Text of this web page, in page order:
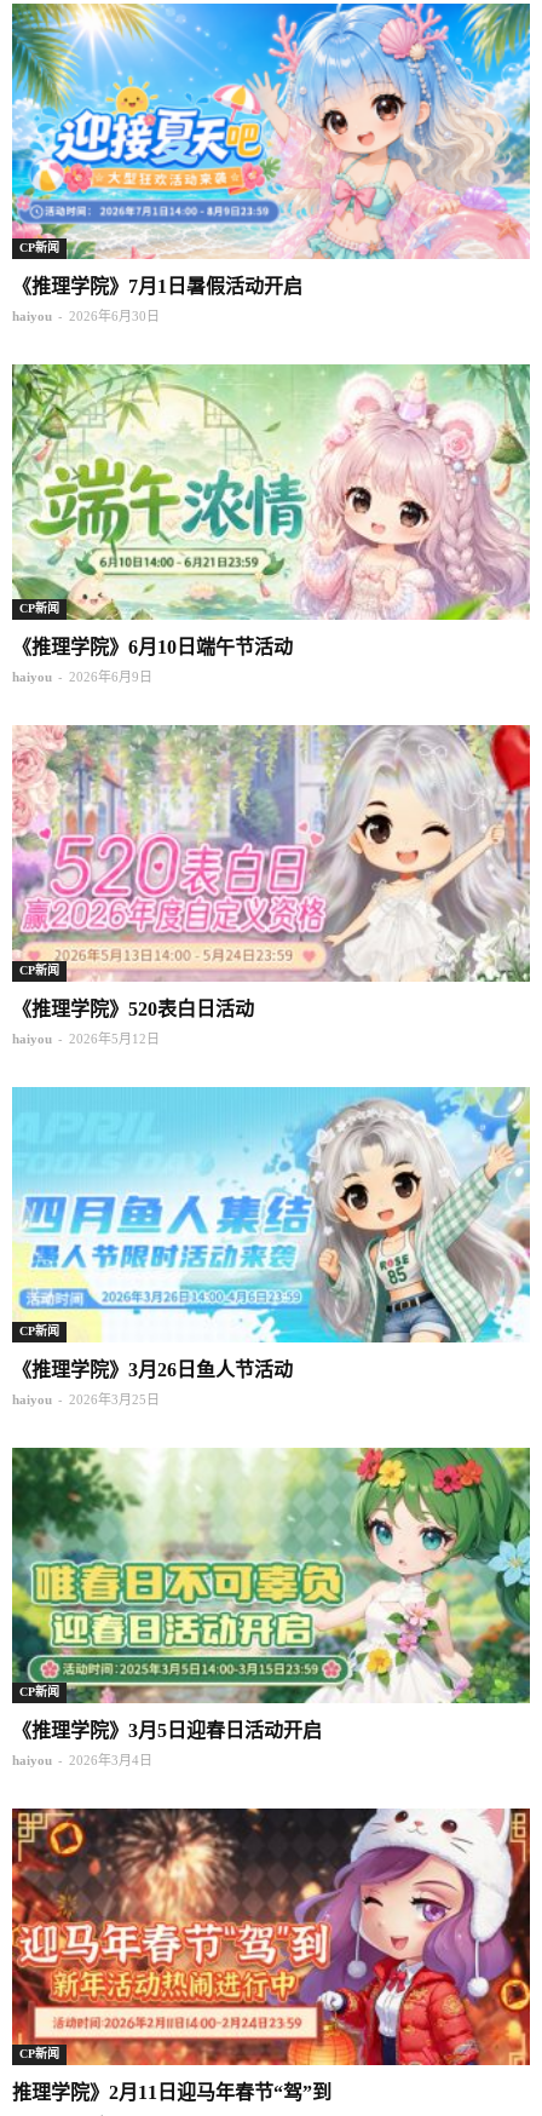
CP新闻
《推理学院》7月1日暑假活动开启
haiyou - 2026年6月30日
CP新闻
《推理学院》6月10日端午节活动
haiyou - 2026年6月9日
CP新闻
《推理学院》520表白日活动
haiyou - 2026年5月12日
CP新闻
《推理学院》3月26日鱼人节活动
haiyou - 2026年3月25日
CP新闻
《推理学院》3月5日迎春日活动开启
haiyou - 2026年3月4日
CP新闻
推理学院》2月11日迎马年春节“驾”到